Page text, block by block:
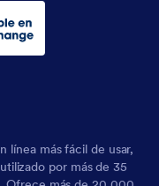
línea más fácil de usar,
por más de 35